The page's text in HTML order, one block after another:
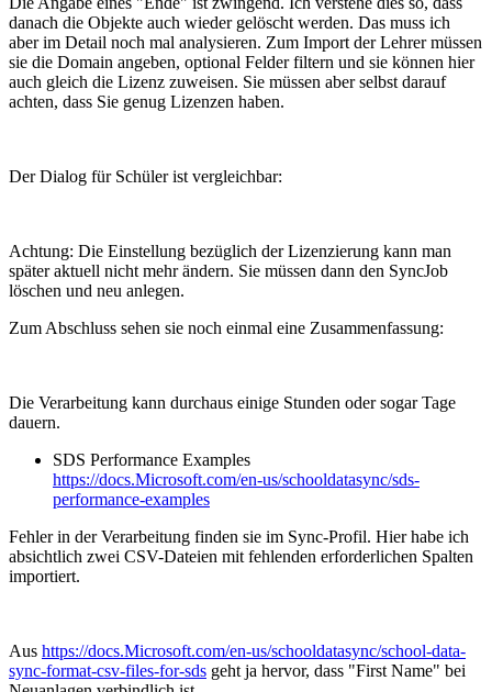
danach die Objekte auch wieder gelöscht werden. Das muss ich
aber im Detail noch mal analysieren. Zum Import der Lehrer müssen
sie die Domain angeben, optional Felder filtern und sie können hier
auch gleich die Lizenz zuweisen. Sie müssen aber selbst darauf
achten, dass Sie genug Lizenzen haben.
Der Dialog für Schüler ist vergleichbar:
Achtung: Die Einstellung bezüglich der Lizenzierung kann man
später aktuell nicht mehr ändern. Sie müssen dann den SyncJob
löschen und neu anlegen.
Zum Abschluss sehen sie noch einmal eine Zusammenfassung:
Die Verarbeitung kann durchaus einige Stunden oder sogar Tage
dauern.
SDS Performance Examples
https://docs.Microsoft.com/en-us/schooldatasync/sds-
performance-examples
Fehler in der Verarbeitung finden sie im Sync-Profil. Hier habe ich
absichtlich zwei CSV-Dateien mit fehlenden erforderlichen Spalten
importiert.
Aus https://docs.Microsoft.com/en-us/schooldatasync/school-data-
sync-format-csv-files-for-sds geht ja hervor, dass "First Name" bei